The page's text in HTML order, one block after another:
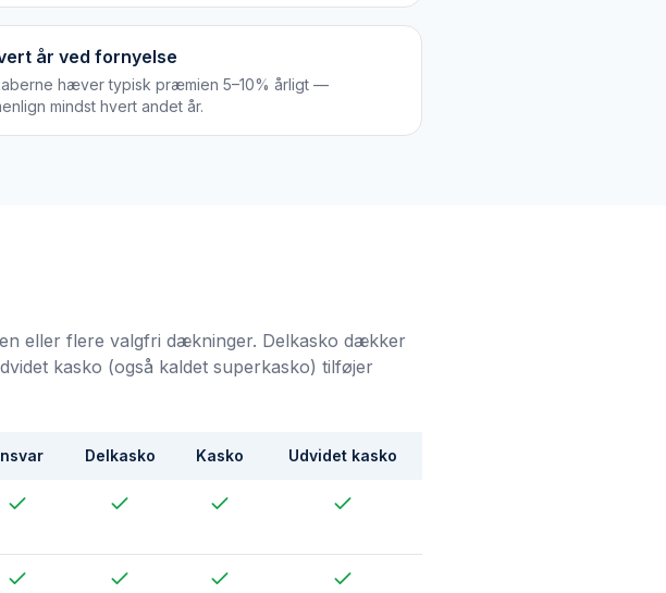
år ved fornyelse
hæver typisk præmien 5–10% årligt —
mindst hvert andet år.
eller flere valgfri dækninger. Delkasko dækker
kasko (også kaldet superkasko) tilføjer
Delkasko Kasko Udvidet kasko